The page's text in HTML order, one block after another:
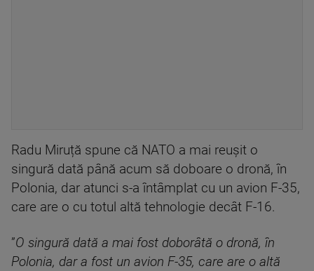
Radu Miruță spune că NATO a mai reușit o
singură dată până acum să doboare o dronă, în
Polonia, dar atunci s-a întâmplat cu un avion F-35,
care are o cu totul altă tehnologie decât F-16.
”O singură dată a mai fost doborâtă o dronă, în
Polonia, dar a fost un avion F-35, care are o altă